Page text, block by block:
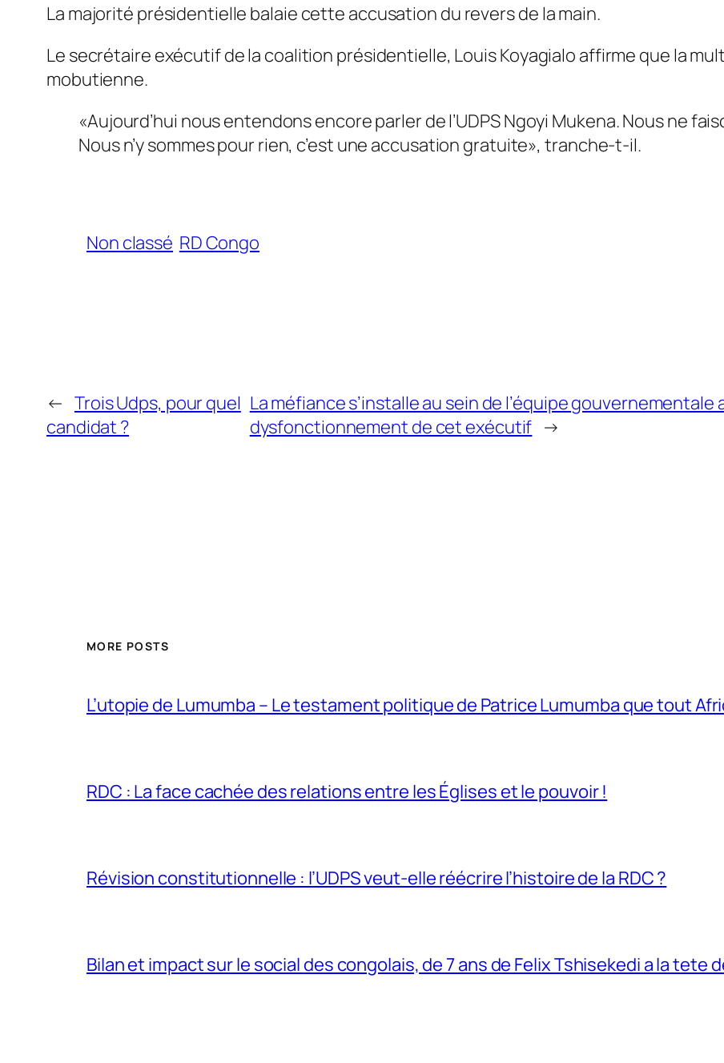
La majorité présidentielle balaie cette accusation du revers de la main.
Le secrétaire exécutif de la coalition présidentielle, Louis Koyagialo affirme que la
mobutienne.
«Aujourd’hui nous entendons encore parler de l’UDPS Ngoyi Mukena. Nous ne
Nous n’y sommes pour rien, c’est une accusation gratuite», tranche-t-il.
Non classé RD Congo
← Trois Udps, pour quel
candidat ?
La méfiance s’installe au sein de l’équipe
dysfonctionnement de cet exécutif →
MORE POSTS
L’utopie de Lumumba – Le testament politique de Patrice Lumumba que tout
RDC : La face cachée des relations entre les Églises et le pouvoir !
Révision constitutionnelle : l’UDPS veut-elle réécrire l’histoire de la RDC ?
Bilan et impact sur le social des congolais, de 7 ans de Felix Tshisekedi a la tete